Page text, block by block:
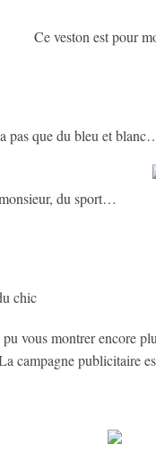
Ce veston est pour
pas que du bleu et
du sport…
chic
pu vous montrer encore
campagne publicitaire